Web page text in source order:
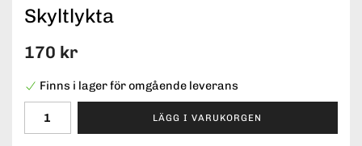
Skyltlykta
170 kr
Finns i lager för omgående leverans
LÄGG I VARUKORGEN